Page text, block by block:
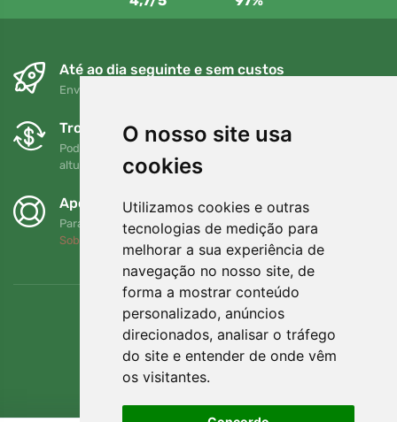
O nosso site usa
cookies
Utilizamos cookies e outras
tecnologias de medição para
melhorar a sua experiência de
navegação no nosso site, de
forma a mostrar conteúdo
personalizado, anúncios
direcionados, analisar o tráfego
do site e entender de onde vêm
os visitantes.
Até ao dia seguinte e sem custos
Envio gratuito para encomendas superiores a 80 EUR
Trocas e devoluções gratuitas
Pode devolver ou trocar a sua encomenda em qualquer
altura no prazo de 90 dias
Apoiamos a Trees.org
Para cada encomenda plantamos uma árvore! Leia mais
Sobre nós